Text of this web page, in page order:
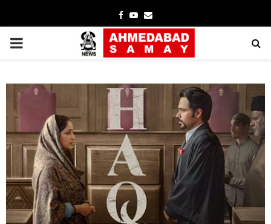
Facebook
YoutubeEmail
PRIMARY